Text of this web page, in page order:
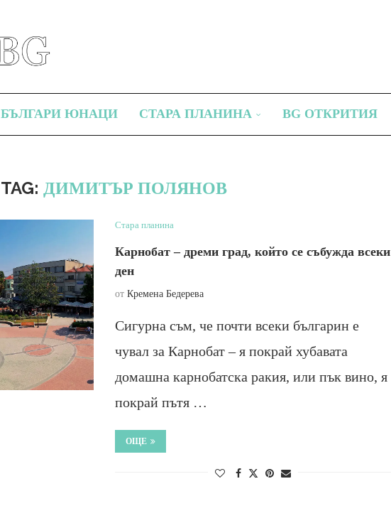
БЪЛГАРИ ЮНАЦИ СТАРА ПЛАНИНА BG ОТКРИТИЯ
TAG:ДИМИТЪР ПОЛЯНОВ
Стара планина
Карнобат – дреми град, който се събужда всеки
ден
от Кремена Бедерева
Сигурна съм, че почти всеки българин е
чувал за Карнобат – я покрай хубавата
домашна карнобатска ракия, или пък вино, я
покрай пътя …
ОЩЕ